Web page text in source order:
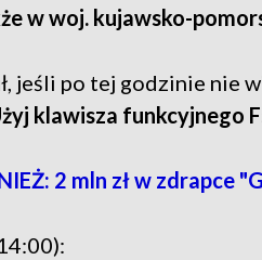
w woj. kujawsko-
jeśli po tej godzinie nie
klawisza funkcyjnego
2 mln zł w zdrapce